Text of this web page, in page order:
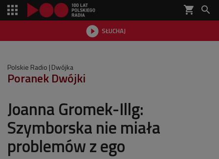
shopping_cart 
 SŁUCHAJ

Polskie Radio Dwójka
Poranek Dwójki
Joanna Gromek-Illg:
Szymborska nie miała
problemów z ego